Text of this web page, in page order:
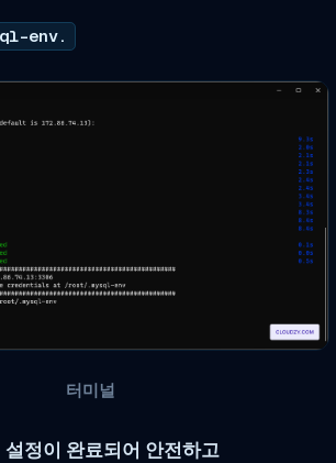
env.
터미널
정이 완료되어 안전하고